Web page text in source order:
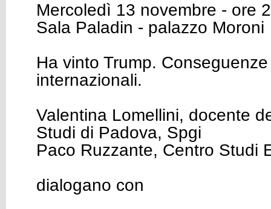
Mercoledì 13 novembre - ore
Sala Paladin - palazzo Moroni
Ha vinto Trump.
internazionali.
Valentina Lomellini, docente
Studi di Padova, Spgi
Paco Ruzzante, Centro Studi
dialogano con